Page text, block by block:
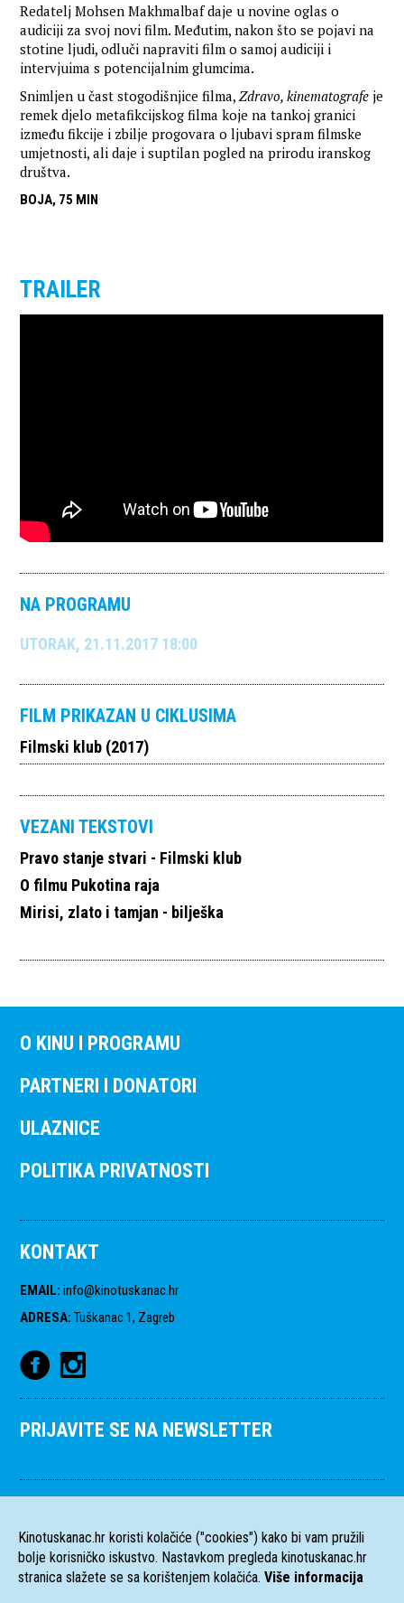
Redatelj Mohsen Makhmalbaf daje u novine oglas o
audiciji za svoj novi film. Međutim, nakon što se pojavi na
stotine ljudi, odluči napraviti film o samoj audiciji i
intervjuima s potencijalnim glumcima.
Snimljen u čast stogodišnjice filma,Zdravo, kinematografe je
remek djelo metafikcijskog filma koje na tankoj granici
između fikcije i zbilje progovara o ljubavi spram filmske
umjetnosti, ali daje i suptilan pogled na prirodu iranskog
društva.
BOJA, 75 MIN
TRAILER
NA PROGRAMU
UTORAK, 21.11.2017 18:00
FILM PRIKAZAN U CIKLUSIMA
Filmski klub (2017)
VEZANI TEKSTOVI
Pravo stanje stvari - Filmski klub
O filmu Pukotina raja
Mirisi, zlato i tamjan - bilješka
O KINU I PROGRAMU
PARTNERI I DONATORI
ULAZNICE
POLITIKA PRIVATNOSTI
KONTAKT
EMAIL: info@kinotuskanac.hr
ADRESA: Tuškanac 1, Zagreb
PRIJAVITE SE NA NEWSLETTER
Kinotuskanac.hr koristi kolačiće ("cookies") kako bi vam pružili
bolje korisničko iskustvo. Nastavkom pregleda kinotuskanac.hr
stranica slažete se sa korištenjem kolačića. Više informacija